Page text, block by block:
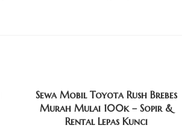
Sewa Mobil Toyota Rush Brebes
Murah Mulai 100k – Sopir &
Rental Lepas Kunci